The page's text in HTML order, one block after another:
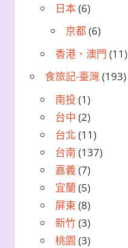
日本(6)
京都(6)
香港、澳門 (11)
食旅記-臺灣 (193)
南投 (1)
台中 (2)
台北 (11)
台南 (137)
嘉義 (7)
宜蘭 (5)
屏東 (8)
新竹(3)
桃園 (3)